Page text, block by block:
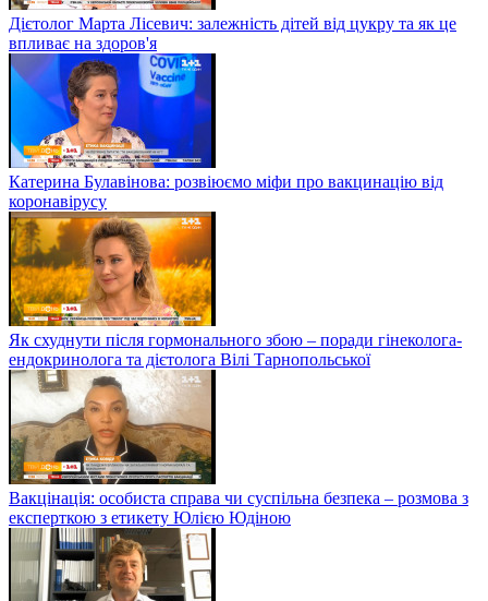
Дієтолог Марта Лісевич: залежність дітей від цукру та як це
впливає на здоров'я
Катерина Булавінова: розвіюємо міфи про вакцинацію від
коронавірусу
Як схуднути після гормонального збою – поради гінеколога-
ендокринолога та дієтолога Вілі Тарнопольської
Вакцінація: особиста справа чи суспільна безпека – розмова з
експерткою з етикету Юлією Юдіною